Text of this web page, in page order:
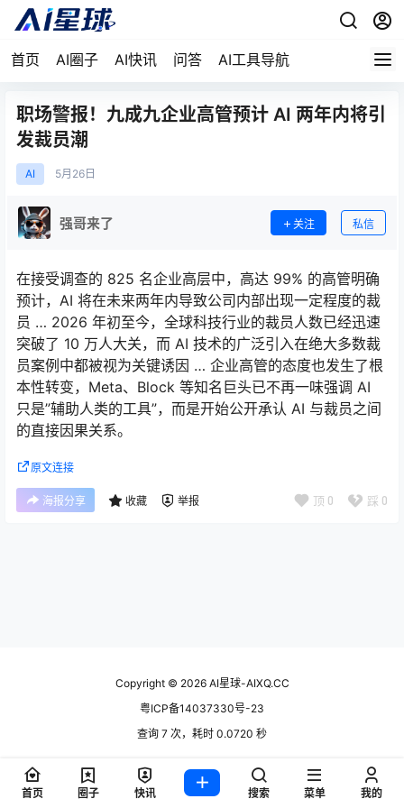
首页 AI圈子 AI快讯 问答 AI工具导航
职场警报！九成九企业高管预计 AI 两年内将引
发裁员潮
AI 5月 26日
强哥来了 关注 私信
在接受调查的 825 名企业高层中，高达 99% 的高管明确
预计，AI 将在未来两年内导致公司内部出现一定程度的裁
员 … 2026 年初至今，全球科技行业的裁员人数已经迅速
突破了 10 万人大关，而 AI 技术的广泛引入在绝大多数裁
员案例中都被视为关键诱因 … 企业高管的态度也发生了根
本性转变，Meta、Block 等知名巨头已不再一味强调 AI
只是”辅助人类的工具”，而是开始公开承认 AI 与裁员之间
的直接因果关系。
原文连接
海报分享 收藏 举报 顶 0 踩 0
Copyright © 2026AI星球-AIXQ.CC
粤ICP备14037330号-23
查询 7 次，耗时 0.0720 秒
首页 圈子 快讯 搜索 菜单 我的